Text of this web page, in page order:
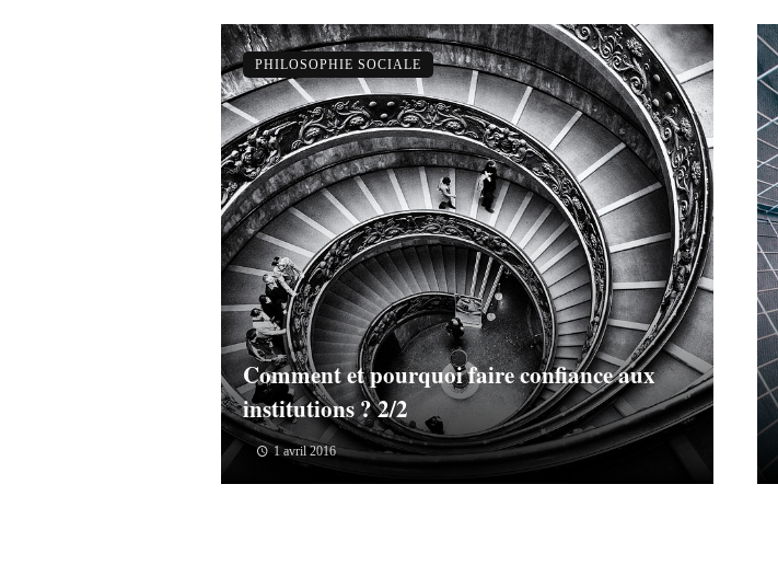
Comment et pourquoi faire confiance aux
institutions ? 2/2
1 avril 2016
PHILOSOPHIE SOCIALE